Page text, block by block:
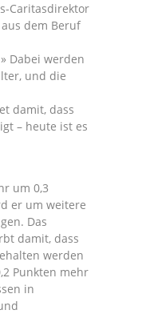
Caritasdirektor
dem Beruf
Dabei werden
und die
damit, dass
– heute ist es
um 0,3
er um weitere
Das
damit, dass
werden
Punkten mehr
in